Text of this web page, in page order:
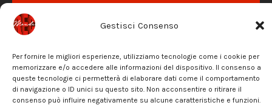
Gestisci Consenso
Per fornire le migliori esperienze, utilizziamo tecnologie come i cookie per
memorizzare e/o accedere alle informazioni del dispositivo. Il consenso a
queste tecnologie ci permetterà di elaborare dati come il comportamento
di navigazione o ID unici su questo sito. Non acconsentire o ritirare il
consenso può influire negativamente su alcune caratteristiche e funzioni.
CONTATTACI
PRIVACY POLICY
FacebookInstagram
Email
© 2026 Mondo REC - Riservato ogni diritto di utilizzo